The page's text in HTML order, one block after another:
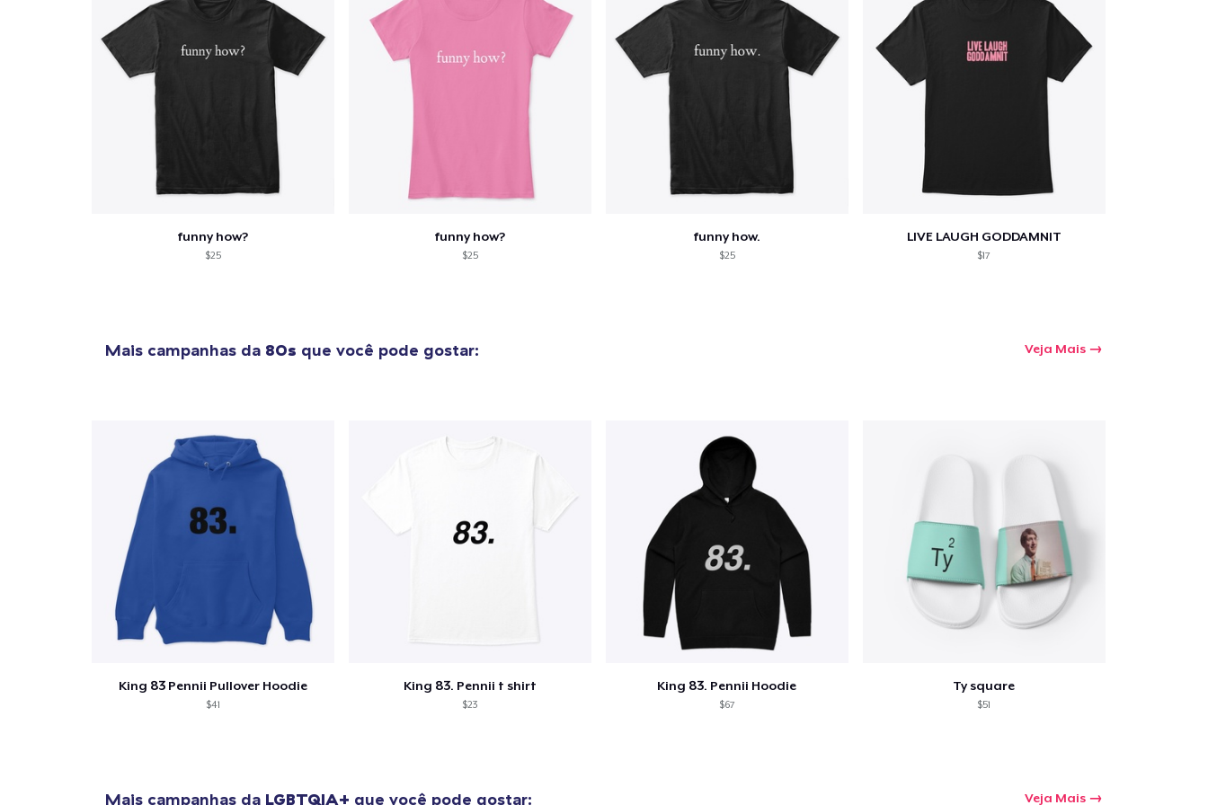
funny how?
$25
funny how?
$25
funny how.
$25
LIVE LAUGH GODDAMNIT
$17
Mais campanhas da 80s que você pode gostar: Veja Mais
King 83 Pennii Pullover Hoodie
$41
King 83. Pennii t shirt
$23
King 83. Pennii Hoodie
$67
Ty square
$51
Mais campanhas da LGBTQIA+ que você pode gostar: Veja Mais